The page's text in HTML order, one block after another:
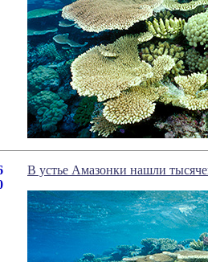
В устье Амазонки нашли